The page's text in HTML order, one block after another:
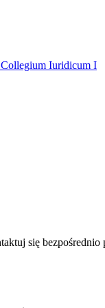
Iuridicum I
się